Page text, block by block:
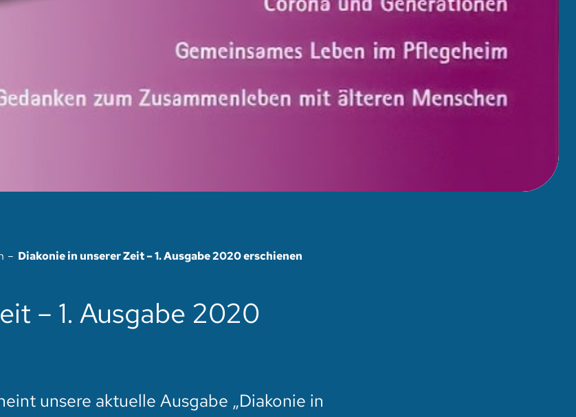
Diakonie in unserer Zeit – 1. Ausgabe 2020 erschienen
– 1. Ausgabe 2020
unsere aktuelle Ausgabe „Diakonie in